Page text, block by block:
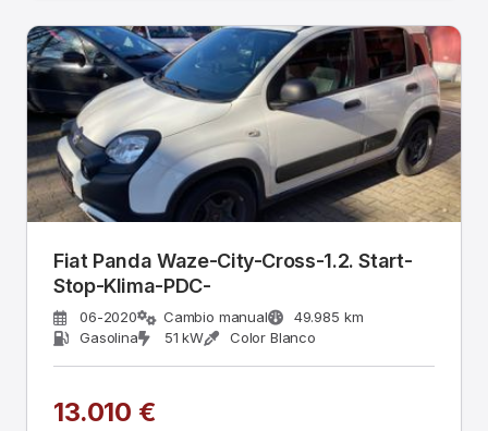
Fiat Panda Waze-City-Cross-1.2. Start-
Stop-Klima-PDC-
06-2020 Cambio manual
49.985 km
Gasolina
51 kW Color Blanco
13.010 €